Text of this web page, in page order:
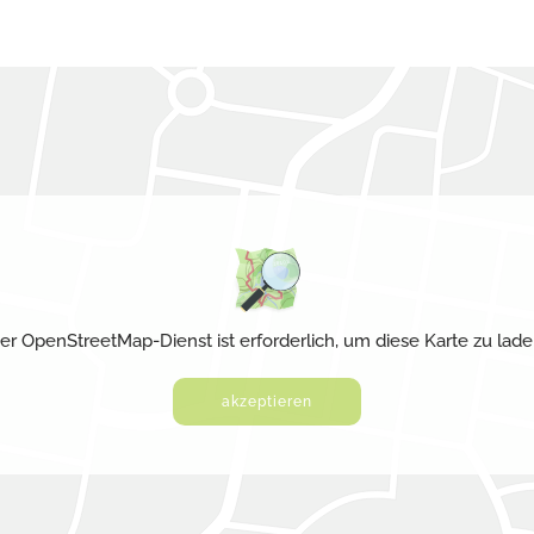
OpenStreetMap-Dienst ist erforderlich, um diese Karte zu
akzeptieren